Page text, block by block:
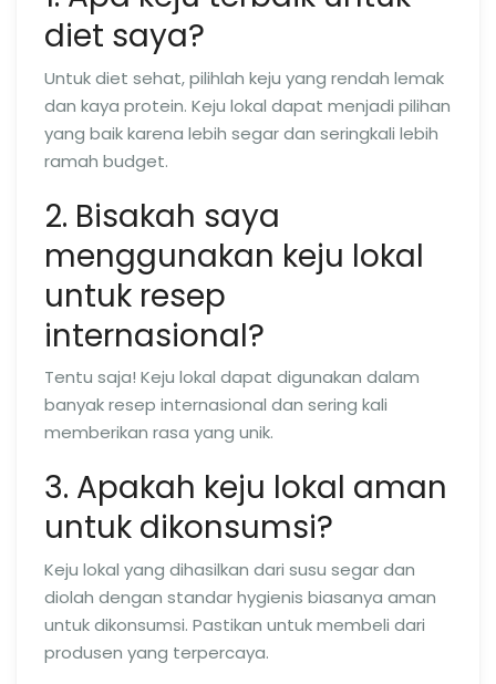
diet saya?
Untuk diet sehat, pilihlah keju yang rendah lemak
dan kaya protein. Keju lokal dapat menjadi pilihan
yang baik karena lebih segar dan seringkali lebih
ramah budget.
2. Bisakah saya
menggunakan keju lokal
untuk resep
internasional?
Tentu saja! Keju lokal dapat digunakan dalam
banyak resep internasional dan sering kali
memberikan rasa yang unik.
3. Apakah keju lokal aman
untuk dikonsumsi?
Keju lokal yang dihasilkan dari susu segar dan
diolah dengan standar hygienis biasanya aman
untuk dikonsumsi. Pastikan untuk membeli dari
produsen yang terpercaya.